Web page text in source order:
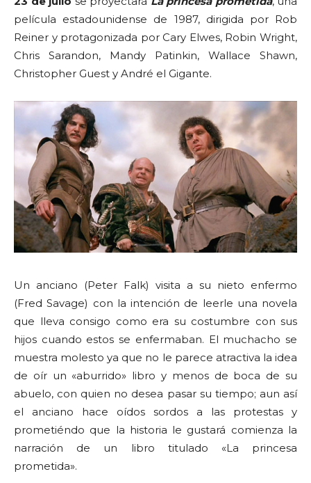
película estadounidense de 1987, dirigida por Rob
Reiner y protagonizada por Cary Elwes, Robin Wright,
Chris Sarandon, Mandy Patinkin, Wallace Shawn,
Christopher Guest y André el Gigante.
Un anciano (Peter Falk) visita a su nieto enfermo
(Fred Savage) con la intención de leerle una novela
que lleva consigo como era su costumbre con sus
hijos cuando estos se enfermaban. El muchacho se
muestra molesto ya que no le parece atractiva la idea
de oír un «aburrido» libro y menos de boca de su
abuelo, con quien no desea pasar su tiempo; aun así
el anciano hace oídos sordos a las protestas y
prometiéndo que la historia le gustará comienza la
narración de un libro titulado «La princesa
prometida».